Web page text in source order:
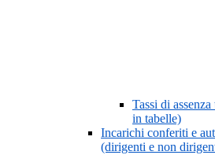
Tassi di
in tabelle)
Incarichi conferiti e
(dirigenti e non